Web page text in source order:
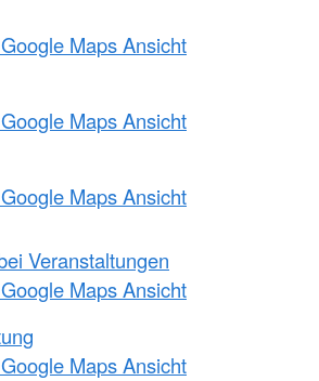
Maps Ansicht
Maps Ansicht
Maps Ansicht
Veranstaltungen
Maps Ansicht
Maps Ansicht